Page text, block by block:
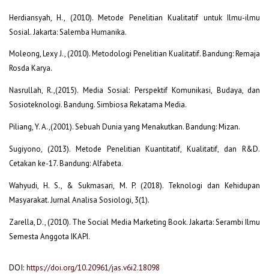
Herdiansyah, H., (2010). Metode Penelitian Kualitatif untuk Ilmu-ilmu
Sosial. Jakarta: Salemba Humanika.
Moleong, Lexy J., (2010). Metodologi Penelitian Kualitatif. Bandung: Remaja
Rosda Karya.
Nasrullah, R.,(2015). Media Sosial: Perspektif Komunikasi, Budaya, dan
Sosioteknologi. Bandung. Simbiosa Rekatama Media.
Piliang, Y. A.,(2001). Sebuah Dunia yang Menakutkan. Bandung: Mizan.
Sugiyono, (2013). Metode Penelitian Kuantitatif, Kualitatif, dan R&D.
Cetakan ke-17. Bandung: Alfabeta.
Wahyudi, H. S., & Sukmasari, M. P. (2018). Teknologi dan Kehidupan
Masyarakat. Jurnal Analisa Sosiologi, 3(1).
Zarella, D., (2010). The Social Media Marketing Book. Jakarta: Serambi Ilmu
Semesta Anggota IKAPI.
DOI: https://doi.org/10.20961/jas.v6i2.18098